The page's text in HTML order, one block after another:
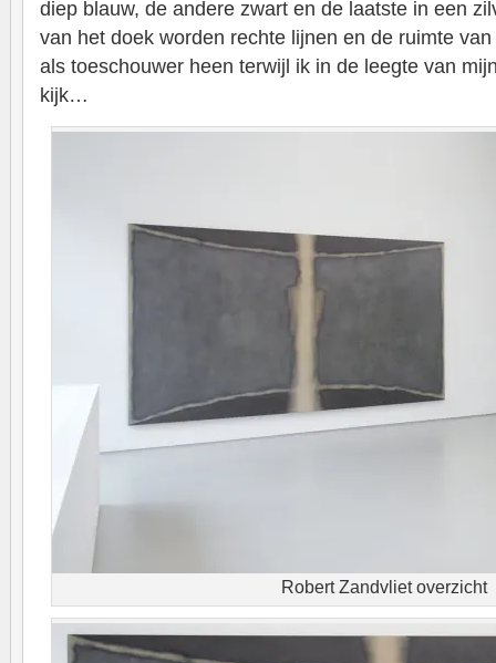
diep blauw, de andere zwart en de laatste in een
van het doek worden rechte lijnen en de ruimte
als toeschouwer heen terwijl ik in de leegte van
kijk…
Robert Zandvliet overzicht